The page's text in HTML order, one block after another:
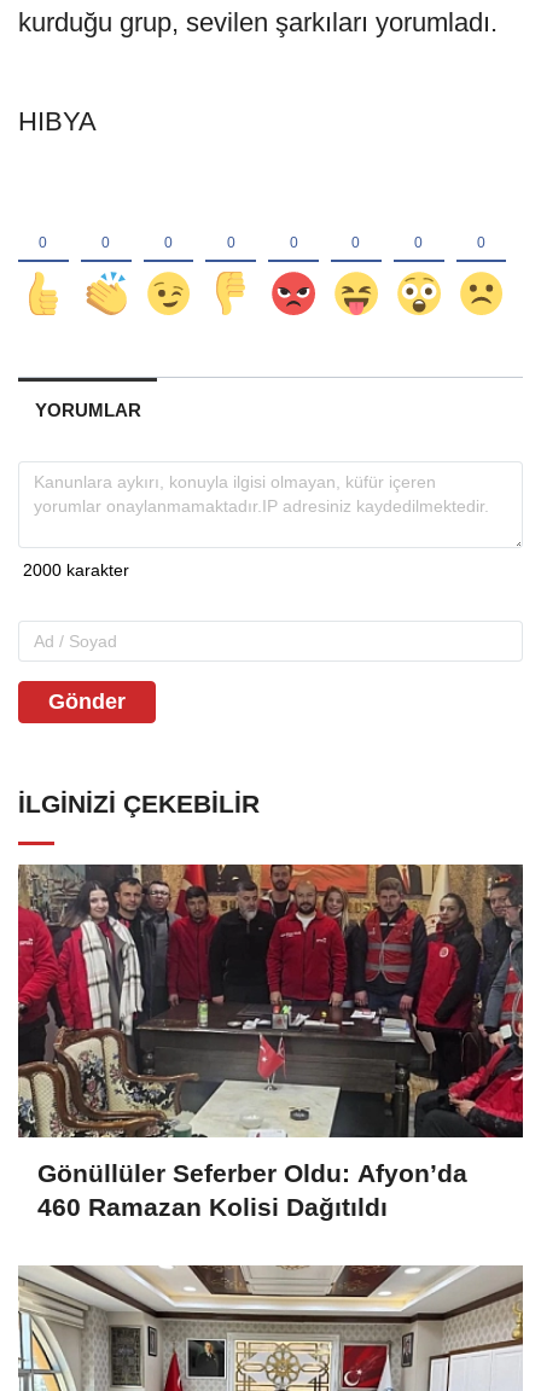
kurduğu grup, sevilen şarkıları yorumladı.
HIBYA
YORUMLAR
Gönder
İLGINIZI ÇEKEBILIR
Gönüllüler Seferber Oldu: Afyon’da
460 Ramazan Kolisi Dağıtıldı